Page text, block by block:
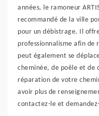
années, le ramoneur
recommandé de la ville
pour un débistrage. Il
professionnalisme afin de
peut également se
cheminée, de poêle et de
réparation de votre
avoir plus de
contactez-le et